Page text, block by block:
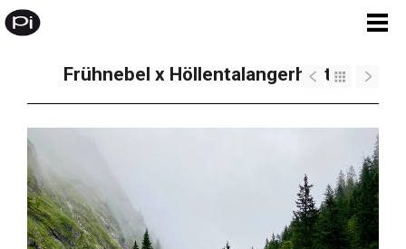
Frühnebel x Höllentalangerhütte